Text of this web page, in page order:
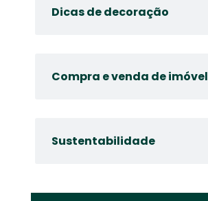
Dicas de decoração
Compra e venda de imóvel
Sustentabilidade